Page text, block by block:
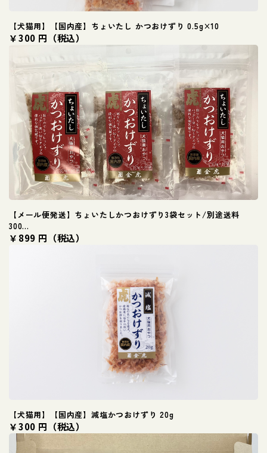
【犬猫用】【国内産】ちょいたし かつおけずり 0.5g×10
￥300 円（税込）
【メール便発送】ちょいたしかつおけずり3袋セット/別途送料
300...
￥899 円（税込）
【犬猫用】【国内産】減塩かつおけずり 20g
￥300 円（税込）